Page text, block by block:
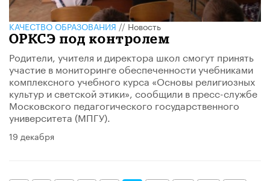
КАЧЕСТВО ОБРАЗОВАНИЯ//Новость
ОРКСЭ под контролем
Родители, учителя и директора школ смогут принять
участие в мониторинге обеспеченности учебниками
комплексного учебного курса «Основы религиозных
культур и светской этики», сообщили в пресс-службе
Московского педагогического государственного
университета (МПГУ).
19 декабря